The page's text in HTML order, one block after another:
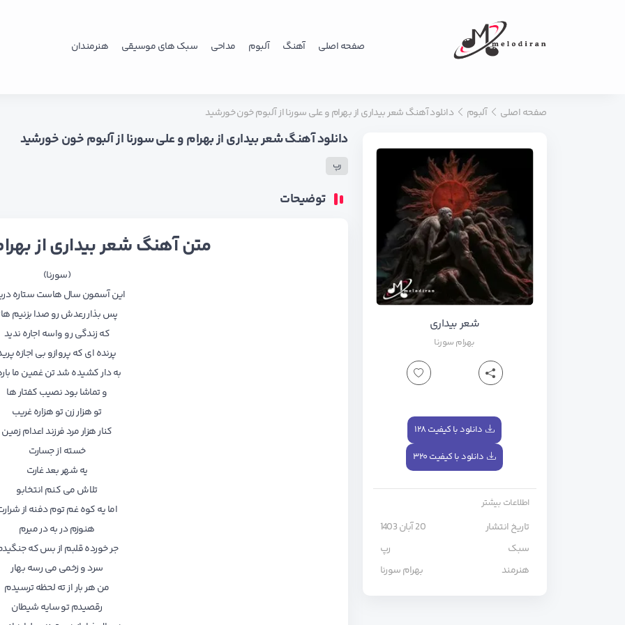
صفحه اصلی آهنگ آلبوم مداحی سبک های موسیقی هنرمندان
صفحه اصلی آلبوم دانلود آهنگ شعر بیداری از بهرام و علی سورنا از آلبوم خون خورشید
شعر بیداری
بهرام سورنا
دانلود با کیفیت ۱۲۸
دانلود با کیفیت ۳۲۰
اطلاعات بیشتر
تاریخ انتشار
20 آبان 1403
سبک
رپ
هنرمند
بهرامسورنا
دانلود آهنگ شعر بیداری از بهرام و علی سورنا از آلبوم خون خورشید
رپ
توضیحات
متن آهنگ شعر بیداری از
(سورنا)
این آسمون سال هاست ستاره
پس بذار رعدش رو صدا بزنیم
که زندگی رو واسه اجاره ندید
پرنده ای که پروازو بی اجازه
به دار کشیده شد تن غمین ما
و تماشا بود نصیب کفتار ها
تو هزار زن تو هزاره غریب
کنار هزار مرد فرزند اعدام زمین
خسته از جسارت
یه شهر بعد غارت
تلاش می کنم انتخابو
اما یه کوه غم توم دفنه از
هنوزم در به در میرم
جر خورده قلبم از بس که
سرد و زخمی می رسه بهار
من هر بار از ته لحظه ترسیدم
رقصیدم تو سایه شیطان